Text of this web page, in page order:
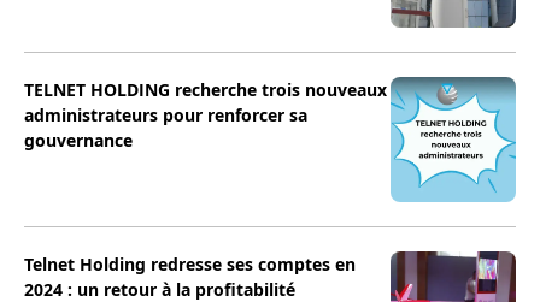
TELNET HOLDING recherche trois nouveaux
administrateurs pour renforcer sa
gouvernance
Telnet Holding redresse ses comptes en
2024 : un retour à la profitabilité